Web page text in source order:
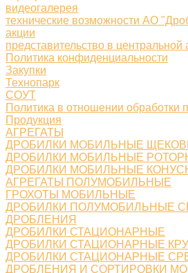
видеогалерея
технические возможности АО
акции
представительство в центральной
Политика конфиденциальности
Закупки
Технопарк
СОУТ
Политика в отношении обработки
Продукция
АГРЕГАТЫ
ДРОБИЛКИ МОБИЛЬНЫЕ
ДРОБИЛКИ МОБИЛЬНЫЕ
ДРОБИЛКИ МОБИЛЬНЫЕ
АГРЕГАТЫ ПОЛУМОБИЛЬНЫЕ
ГРОХОТЫ МОБИЛЬНЫЕ
ДРОБИЛКИ ПОЛУМОБИЛЬНЫЕ
ДРОБЛЕНИЯ
ДРОБИЛКИ СТАЦИОНАРНЫЕ
ДРОБИЛКИ СТАЦИОНАРНЫЕ
ДРОБИЛКИ СТАЦИОНАРНЫЕ
ДРОБЛЕНИЯ И СОРТИРОВКИ